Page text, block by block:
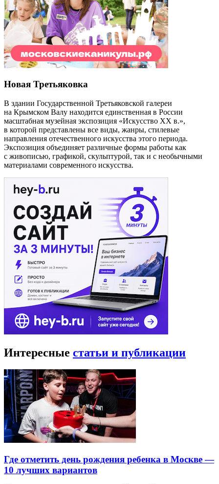
Новая Третьяковка
В здании Государственной Третьяковской галереи
на Крымском Валу находится единственная в России
масштабная музейная экспозиция «Искусство ХХ в.»,
в которой представлены все виды, жанры, стилевые
направления отечественного искусства этого периода.
Экспозиция объединяет различные формы работы как
с живописью, графикой, скульптурой, так и с необычными
материалами современного искусства.
Интересные статьи и публикации
Где отметить день рождения ребенка в Москве —
10 лучших вариантов